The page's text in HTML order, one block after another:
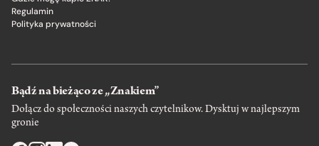
Regulamin
Polityka prywatności
Bądź na bieżąco ze „Znakiem”
Dołącz do społeczności naszych czytelnikow. Dysktuj w najlepszym
gronie